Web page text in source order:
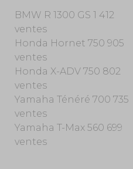
BMW R 1300 GS 1 412
ventes
Honda Hornet 750 905
ventes
Honda X-ADV 750 802
ventes
Yamaha Ténéré 700 735
ventes
Yamaha T-Max 560 699
ventes